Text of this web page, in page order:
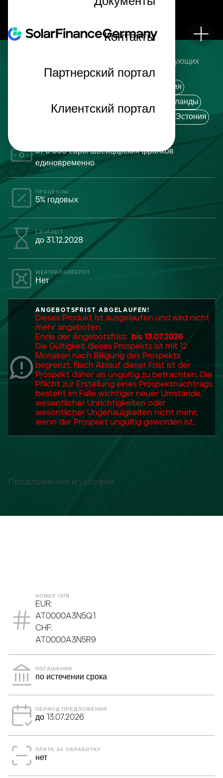
Контакты
Партнерский портал
Клиентский портал
Облигации предлагаются инвесторам в следующих
Италия
Люксембург
Нидерланды
Швейцария Эстония
от 5 000 евро/швейцарских франков
единовременно
ПРОЦЕНТЫ
5% годовых
LAUFZEIT
до 31.12.2028
WERTPAPIERDEPOT
Нет
ANGEBOTSFRIST ABGELAUFEN!
Dieses Produkt ist ausgelaufen und wird nicht
mehr angeboten.
Ende der Angebotsfrist:
bis 13.07.2026
Die Gültigkeit dieses Prospekts ist mit 12
Monaten nach Billigung des Prospekts
begrenzt. Nach Ablauf dieser Frist ist der
Prospekt daher als ungültig zu betrachten. Die
Pflicht zur Erstellung eines Prospektnachtrags
besteht im Falle wichtiger neuer Umstände,
wesentlicher Unrichtigkeiten oder
wesentlicher Ungenauigkeiten nicht mehr,
wenn der Prospekt ungültig geworden ist.
Предложения и условия
НОМЕР ISIN
EUR:
AT0000A3N5Q1
CHF:
AT0000A3N5R9
ПОГАШЕНИЯ
по истечении срока
ПЕРИОД ПРЕДЛОЖЕНИЯ
до 13.07.2026
ПЛАТА ЗА ОБРАБОТКУ
нет